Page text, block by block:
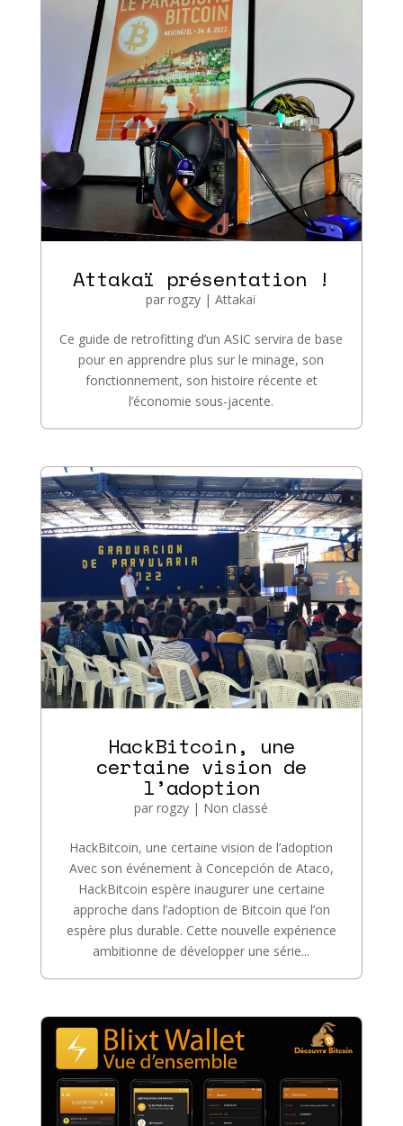
Attakaï présentation !
parrogzy |Attakaï
Ce guide de retrofitting d’un ASIC servira de base
pour en apprendre plus sur le minage, son
fonctionnement, son histoire récente et
l’économie sous-jacente.
HackBitcoin, une
certaine vision de
l’adoption
parrogzy | Non classé
HackBitcoin, une certaine vision de l’adoption
Avec son événement à Concepción de Ataco,
HackBitcoin espère inaugurer une certaine
approche dans l’adoption de Bitcoin que l’on
espère plus durable. Cette nouvelle expérience
ambitionne de développer une série...